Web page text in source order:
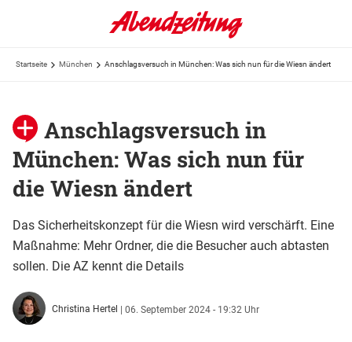
Startseite München Anschlagsversuch in München: Was sich nun für die Wiesn ändert
Anschlagsversuch in
München: Was sich nun für
die Wiesn ändert
Das Sicherheitskonzept für die Wiesn wird verschärft. Eine
Maßnahme: Mehr Ordner, die die Besucher auch abtasten
sollen. Die AZ kennt die Details
Christina Hertel | 06. September 2024 - 19:32 Uhr